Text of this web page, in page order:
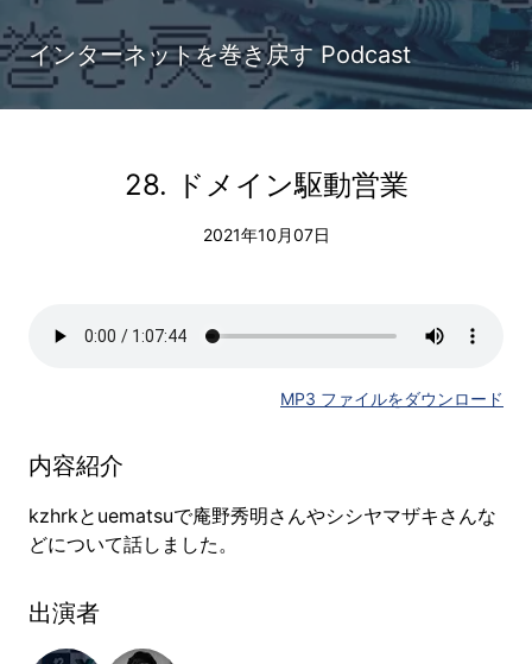
インターネットを巻き戻す Podcast
28. ドメイン駆動営業
2021年10月07日
MP3 ファイルをダウンロード
内容紹介
kzhrkとuematsuで庵野秀明さんやシシヤマザキさんな
どについて話しました。
出演者